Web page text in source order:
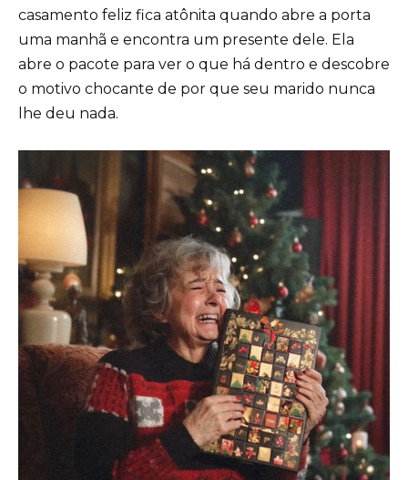
casamento feliz fica atônita quando abre a porta
uma manhã e encontra um presente dele. Ela
abre o pacote para ver o que há dentro e descobre
o motivo chocante de por que seu marido nunca
lhe deu nada.